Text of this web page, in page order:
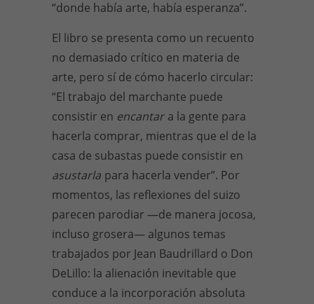
“donde había arte, había esperanza”.
El libro se presenta como un recuento
no demasiado crítico en materia de
arte, pero sí de cómo hacerlo circular:
“El trabajo del marchante puede
consistir en encantar a la gente para
hacerla comprar, mientras que el de la
casa de subastas puede consistir en
asustarla para hacerla vender”. Por
momentos, las reflexiones del suizo
parecen parodiar —de manera jocosa,
incluso grosera— algunos temas
trabajados por Jean Baudrillard o Don
DeLillo: la alienación inevitable que
conduce a la incorporación absoluta